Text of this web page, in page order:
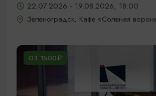
22.07.2026 - 19.08.2026, 18:00
Зеленоградск, Кафе «Соленая
ОТ 1500₽